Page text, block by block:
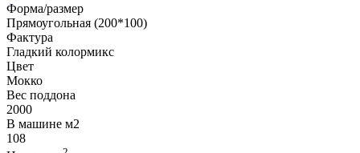
Форма/размер
Прямоугольная (200*100)
Фактура
Гладкий колормикс
Цвет
Мокко
Вес поддона
2000
В машине м2
108